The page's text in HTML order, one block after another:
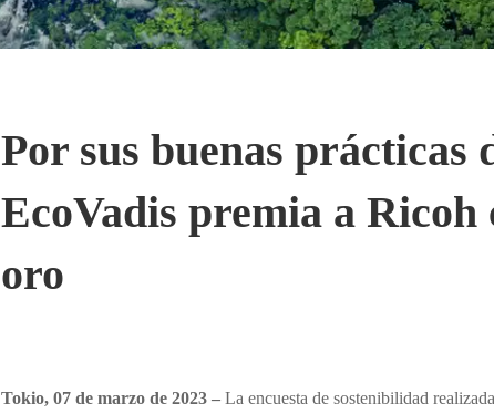
Por sus buenas prácticas
EcoVadis premia a
oro
Tokio, 07 de marzo de 2023 – La encuesta de sostenibilidad